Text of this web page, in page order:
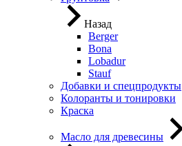
Назад
Berger
Bona
Lobadur
Stauf
Добавки и спецпродукты
Колоранты и тонировки
Краска
Масло для древесины